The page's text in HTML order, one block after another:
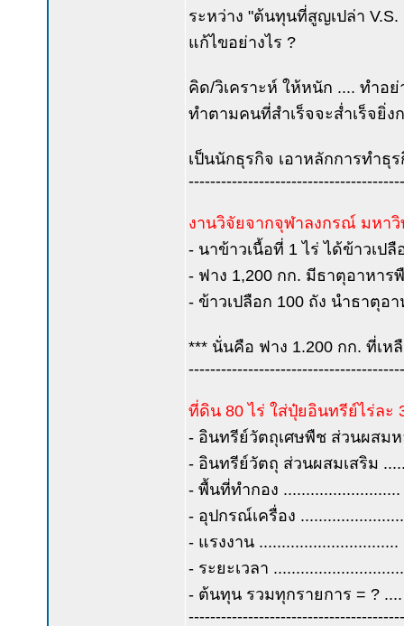
ระหว่าง "ต้นทุนที่สูญเปล่า
แก้ไขอย่างไร ?
คิด/วิเคราะห์ ให้หนัก .... ทำอ
ทำตามคนที่สำเร็จจะส่ำเร็จยิ่
เป็นนักธุรกิจ เอาหลักการทำ
งานวิจัยจากจุฬาลงกรณ์ มหาวิ
- นาข้าวเนื้อที่ 1 ไร่ ได้ข้าวเป
- ฟาง 1,200 กก. มีธาตุอาหาร
- ข้าวเปลือก 100 ถัง นำธาตุอ
*** นั่นคือ ฟาง 1.200 กก. ที่เ
ที่ดิน 80 ไร่ ใส่ปุ๋ยอินทรีย์ไร่ละ
- อินทรีย์วัตถุเศษพืช ส่วนผสมห
- อินทรีย์วัตถุ ส่วนผสมเสริม
- พื้นที่ทำกอง
- อุปกรณ์เครื่อง
- แรงงาน
- ระยะเวลา
- ต้นทุน รวมทุกรายการ = ?